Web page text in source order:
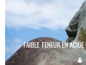
FAIBLE TENEUR EN